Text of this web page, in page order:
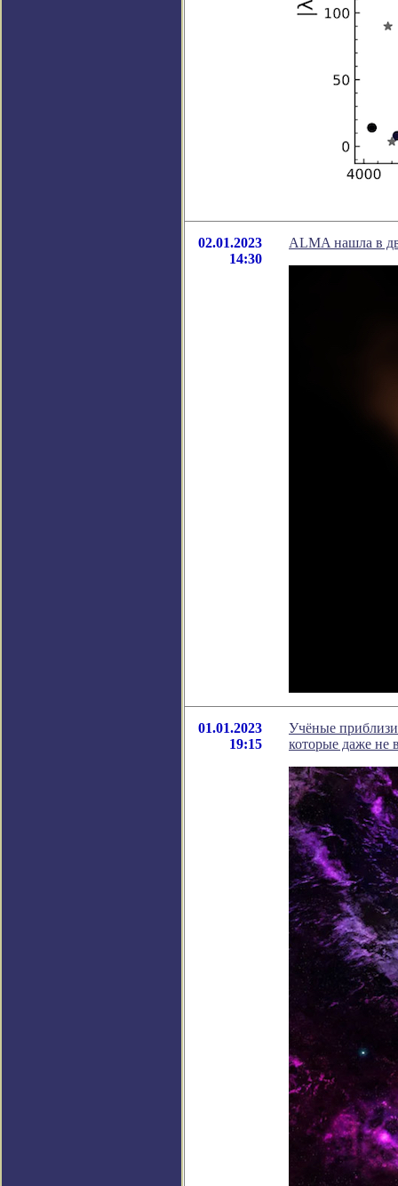
02.01.2023
14:30
ALMA нашла в
01.01.2023
19:15
Учёные
которые даже не